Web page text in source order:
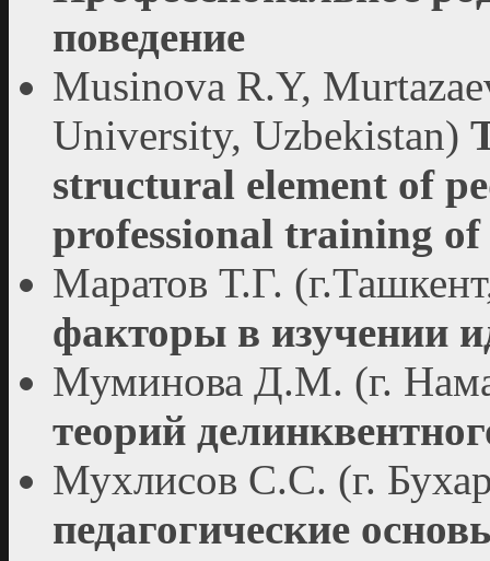
поведение
Musinova R.Y,
University, Uzbekistan)
structural element of
professional training of
Маратов Т.Г.
факторы в изучении
Муминова Д.М. (г.
теорий
Мухлисов С.С. (г.
педагогические